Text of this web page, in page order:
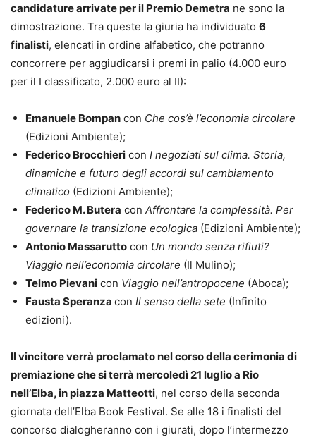
candidature arrivate per il Premio Demetra ne sono la
dimostrazione. Tra queste la giuria ha individuato 6
finalisti, elencati in ordine alfabetico, che potranno
concorrere per aggiudicarsi i premi in palio (4.000 euro
per il I classificato, 2.000 euro al II):
Emanuele Bompan con Che cos’è l’economia circolare
(Edizioni Ambiente);
Federico Brocchieri con I negoziati sul clima. Storia,
dinamiche e futuro degli accordi sul cambiamento
climatico (Edizioni Ambiente);
Federico M. Butera con Affrontare la complessità. Per
governare la transizione ecologica (Edizioni Ambiente);
Antonio Massarutto con Un mondo senza rifiuti?
Viaggio nell’economia circolare (Il Mulino);
Telmo Pievani con Viaggio nell’antropocene (Aboca);
Fausta Speranza con Il senso della sete (Infinito
edizioni).
Il vincitore verrà proclamato nel corso della cerimonia di
premiazione che si terrà mercoledì 21 luglio a Rio
nell’Elba, in piazza Matteotti, nel corso della seconda
giornata dell’Elba Book Festival. Se alle 18 i finalisti del
concorso dialogheranno con i giurati, dopo l’intermezzo